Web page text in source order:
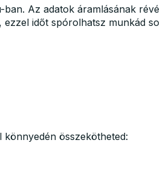
Az adatok áramlásának
ezzel időt spórolhatsz munkád
összekötheted: